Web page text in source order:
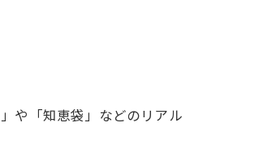
や「知恵袋」などのリアル